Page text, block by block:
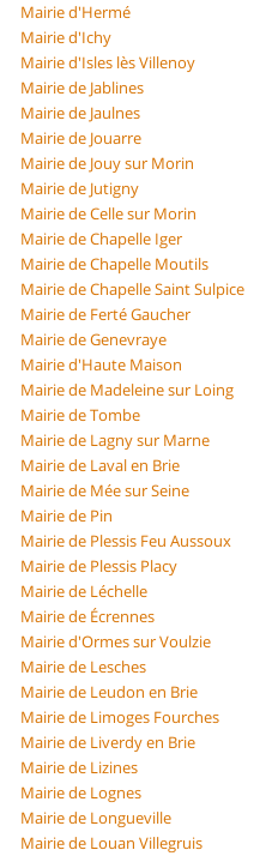
Mairie d'Hermé
Mairie d'Ichy
Mairie d'Isles lès Villenoy
Mairie de Jablines
Mairie de Jaulnes
Mairie de Jouarre
Mairie de Jouy sur Morin
Mairie de Jutigny
Mairie de Celle sur Morin
Mairie de Chapelle Iger
Mairie de Chapelle Moutils
Mairie de Chapelle Saint Sulpice
Mairie de Ferté Gaucher
Mairie de Genevraye
Mairie d'Haute Maison
Mairie de Madeleine sur Loing
Mairie de Tombe
Mairie de Lagny sur Marne
Mairie de Laval en Brie
Mairie de Mée sur Seine
Mairie de Pin
Mairie de Plessis Feu Aussoux
Mairie de Plessis Placy
Mairie de Léchelle
Mairie de Écrennes
Mairie d'Ormes sur Voulzie
Mairie de Lesches
Mairie de Leudon en Brie
Mairie de Limoges Fourches
Mairie de Liverdy en Brie
Mairie de Lizines
Mairie de Lognes
Mairie de Longueville
Mairie de Louan Villegruis